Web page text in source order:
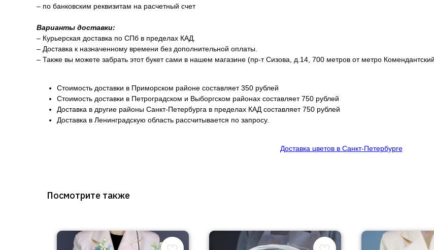
– по банковским реквизитам на расчетный счет
Варианты доставки:
– Курьерская доставка по СПб в пределах КАД.
– Доставка к назначенному времени без дополнительной оплаты.
– Также вы можете забрать этот букет сами в нашем магазине (пр-т Сизова, д.14, 700 метров от метро
Стоимость доставки в Приморском районе составляет 350 рублей
Стоимость доставки в Петроградском и Выборгском районах составляет 750 рублей
Доставка в другие районы Санкт-Петербурга в пределах КАД составляет 750 рублей
Доставка в Ленинградскую область рассчитывается по запросу.
Доставка цветов в Санкт-Петербурге
Посмотрите также